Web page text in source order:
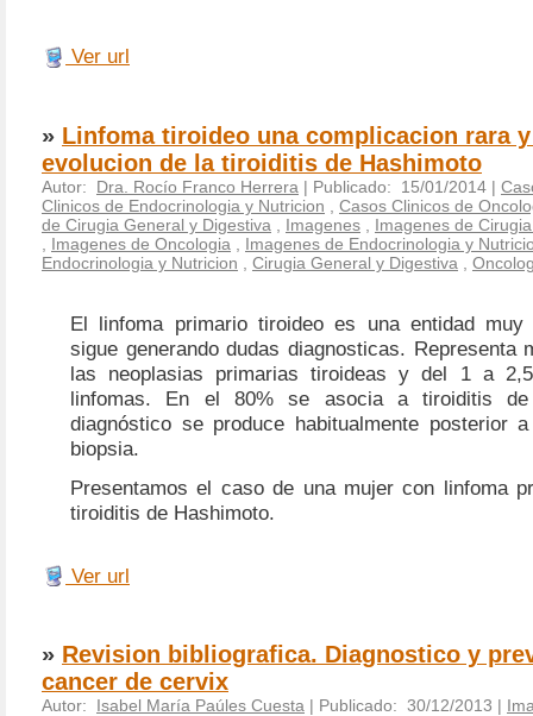
Ver url
» Linfoma tiroideo una complicacion rara
evolucion de la tiroiditis de Hashimoto
Autor: Dra. Rocío Franco Herrera | Publicado: 15/01/2014 |
Clinicos de Endocrinologia y Nutricion
Casos Clinicos de
de Cirugia General y Digestiva
Imagenes
Imagenes de
Imagenes de Oncologia
Imagenes de Endocrinologia y
Endocrinologia y Nutricion
Cirugia General y Digestiva
El linfoma primario tiroideo es una entidad muy
sigue generando dudas diagnosticas. Representa
las neoplasias primarias tiroideas y del 1 a
linfomas. En el 80% se asocia a tiroiditis de
diagnóstico se produce habitualmente posterior
biopsia.
Presentamos el caso de una mujer con linfoma
tiroiditis de Hashimoto.
Ver url
» Revision bibliografica. Diagnostico y
cancer de cervix
Autor: Isabel María Paúles Cuesta | Publicado: 30/12/2013 |